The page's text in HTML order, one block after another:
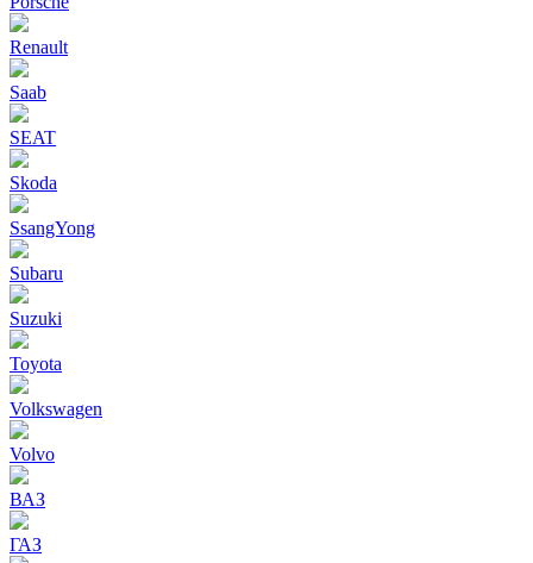
Renault
Saab
SEAT
Skoda
SsangYong
Subaru
Suzuki
Toyota
Volkswagen
Volvo
ВАЗ
ГАЗ